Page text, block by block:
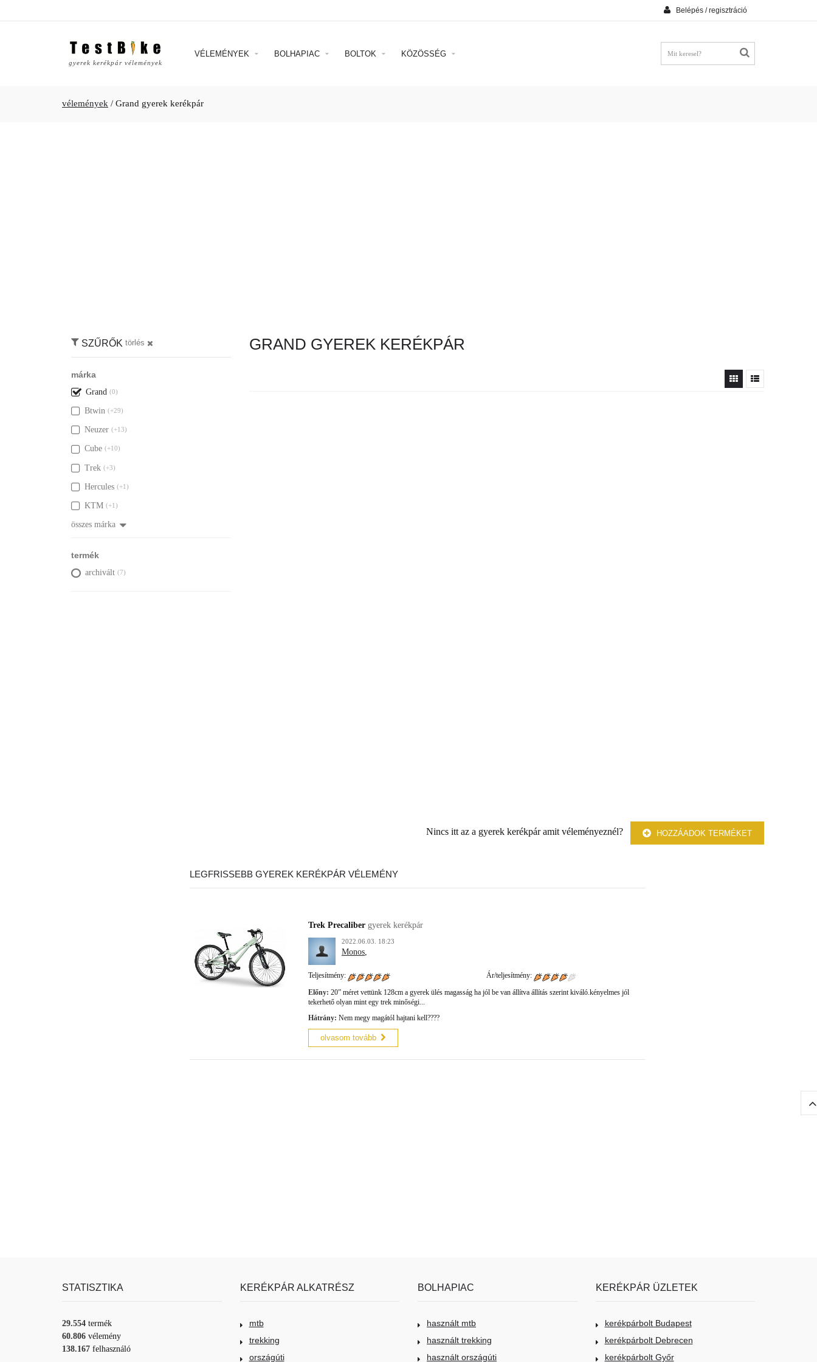
Belépés / regisztráció
gyerek kerékpár vélemények
VÉLEMÉNYEK BOLHAPIAC BOLTOK KÖZÖSSÉG
vélemények / Grand gyerek kerékpár
SZŰRŐK törlés
márka
Grand (0)
Btwin (+29)
Neuzer (+13)
Cube (+10)
Trek (+3)
Hercules (+1)
KTM (+1)
összes márka
termék
archivált (7)
GRAND GYEREK KERÉKPÁR
Nincs itt az a gyerek kerékpár amit véleményeznél? HOZZÁADOK TERMÉKET
LEGFRISSEBB GYEREK KERÉKPÁR VÉLEMÉNY
Trek Precaliber gyerek kerékpár
2022.06.03. 18:23
Monos,
Teljesítmény:
Ár/teljesítmény:
Előny: 20” méret vettünk 128cm a gyerek ülés magasság ha jól be van állítva állítás szerint kiváló.kényelmes jól
tekerhető olyan mint egy trek minőségi...
Hátrány: Nem megy magától hajtani kell????
olvasom tovább
STATISZTIKA
29.554 termék
60.806 vélemény
138.167 felhasználó
KERÉKPÁR ALKATRÉSZ
mtb
trekking
országúti
BOLHAPIAC
használt mtb
használt trekking
használt országúti
KERÉKPÁR ÜZLETEK
kerékpárbolt Budapest
kerékpárbolt Debrecen
kerékpárbolt Győr